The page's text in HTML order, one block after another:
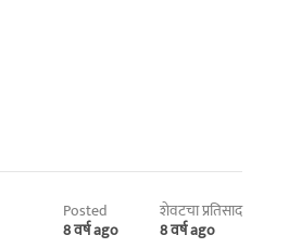
Posted
8 वर्ष ago
शेवटचा प्रतिसाद
8 वर्ष ago